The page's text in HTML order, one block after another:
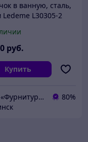
в ванную, сталь,
Ledeme L30305-2
руб.
Купить
ЧУП «Фурнитурка-бай»
80%